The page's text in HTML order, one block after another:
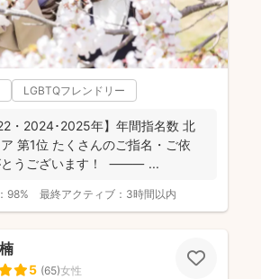
LGBTQフレンドリー
・2024･2025年】年間指名数 北
第1位 たくさんのご指名・ご依
とうございます！ ⸻ ...
98% 最終アクティブ： 3時間以内
5 (65)女性